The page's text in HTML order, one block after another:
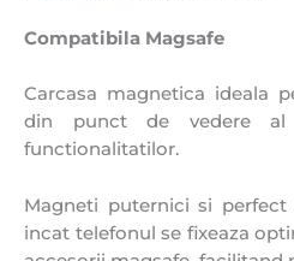
Compatibila Magsafe
Carcasa magnetica ideala
din punct de vedere
functionalitatilor.
Magneti puternici si
incat telefonul se fixeaza